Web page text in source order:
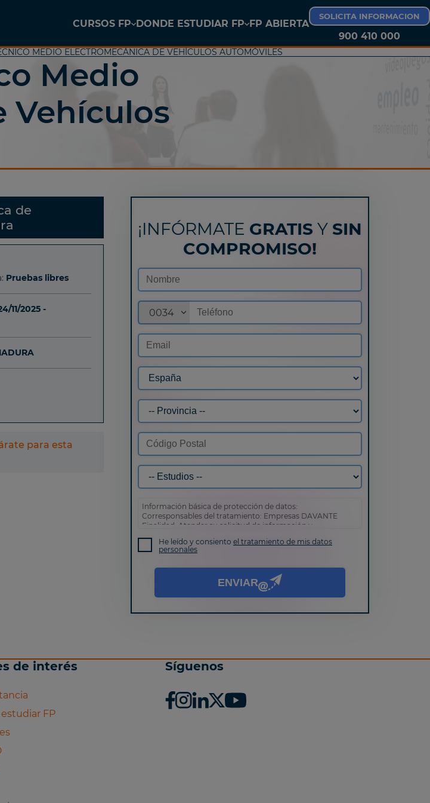
CURSOS FP DONDE ESTUDIAR FP FP ABIERTA
900 410 000
SOLICITA INFORMACION
MEDIO ELECTROMECÁNICA DE VEHÍCULOS AUTOMÓVILES
Medio
Vehículos
de
Pruebas libres
11/2025 -
para esta
¡INFÓRMATE GRATIS Y SIN
COMPROMISO!
0034
Información básica de protección de datos:
Corresponsables del tratamiento: Empresas DAVANTE
Finalidad: Atender su solicitud de información y
Derechos: Puede acceder, rectificar y suprimir sus datos,
así como otros derechos tal y como se explica en nuestra
He leído y consiento el tratamiento de mis datos
personales
ENVIAR
de interés
FP
Síguenos